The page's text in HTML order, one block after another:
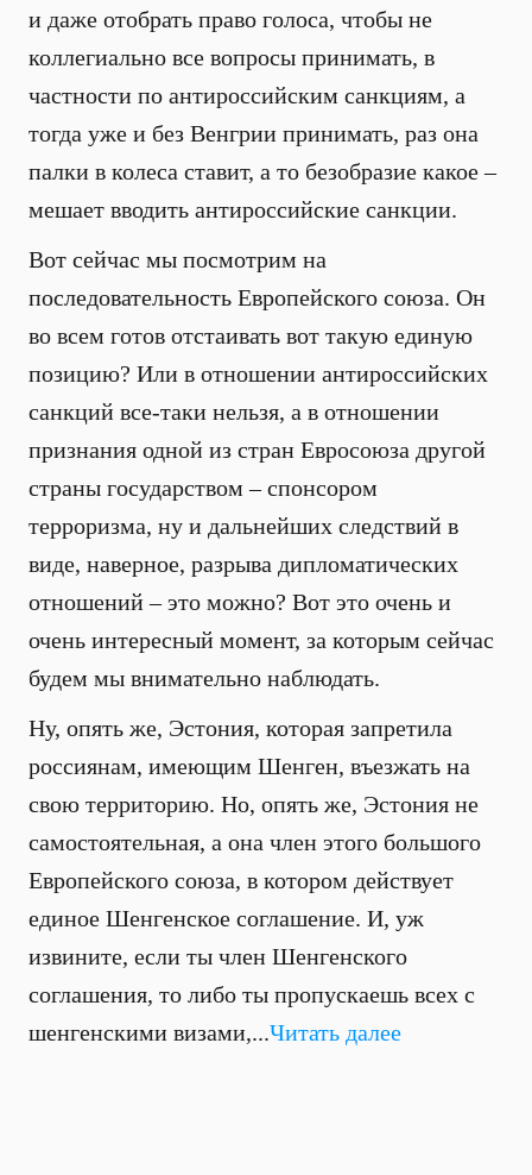
и даже отобрать право голоса, чтобы не
коллегиально все вопросы принимать, в
частности по антироссийским санкциям, а
тогда уже и без Венгрии принимать, раз она
палки в колеса ставит, а то безобразие какое –
мешает вводить антироссийские санкции.
Вот сейчас мы посмотрим на
последовательность Европейского союза. Он
во всем готов отстаивать вот такую единую
позицию? Или в отношении антироссийских
санкций все-таки нельзя, а в отношении
признания одной из стран Евросоюза другой
страны государством – спонсором
терроризма, ну и дальнейших следствий в
виде, наверное, разрыва дипломатических
отношений – это можно? Вот это очень и
очень интересный момент, за которым сейчас
будем мы внимательно наблюдать.
Ну, опять же, Эстония, которая запретила
россиянам, имеющим Шенген, въезжать на
свою территорию. Но, опять же, Эстония не
самостоятельная, а она член этого большого
Европейского союза, в котором действует
единое Шенгенское соглашение. И, уж
извините, если ты член Шенгенского
соглашения, то либо ты пропускаешь всех с
шенгенскими визами,...Читать далее